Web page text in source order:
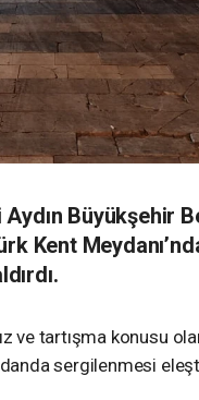
Büyükşehir
Kent
ve tartışma konusu
sergilenmesi